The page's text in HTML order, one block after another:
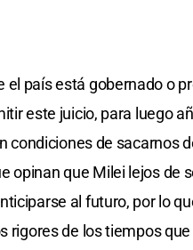
país está gobernado o
este juicio, para luego
condiciones de sacarnos
opinan que Milei lejos de
al futuro, por lo
rigores de los tiempos